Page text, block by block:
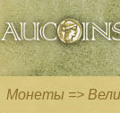
Монеты =>